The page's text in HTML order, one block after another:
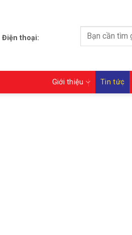
Điện thoại:
Tìm
kiếm:
Giới thiệu Tin tức